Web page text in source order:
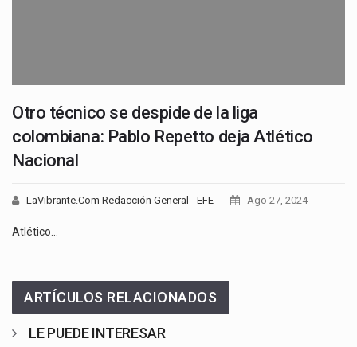
Otro técnico se despide de la liga
colombiana: Pablo Repetto deja Atlético
Nacional
LaVibrante.Com Redacción General - EFE Ago 27, 2024
Atlético…
ARTÍCULOS RELACIONADOS
LE PUEDE INTERESAR